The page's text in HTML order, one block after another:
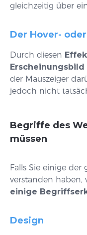
gleichzeitig über
Der Hover-
Durch diesen
Erscheinungsbild
der Mauszeiger
jedoch nicht
Begriffe des
müssen
Falls Sie einige
verstanden haben,
einige
Design